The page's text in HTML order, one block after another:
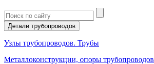
Детали трубопроводов
Узлы трубопроводов. Трубы
Металлоконструкции, опоры трубопроводов